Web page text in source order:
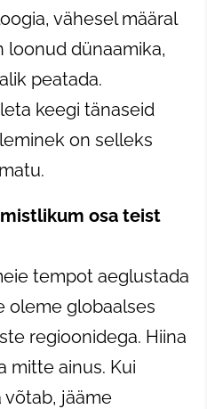
vähesel määral
loonud dünaamika,
peatada.
keegi tänaseid
on selleks
osa teist
tempot aeglustada
oleme globaalses
regioonidega. Hiina
mitte ainus. Kui
võtab, jääme